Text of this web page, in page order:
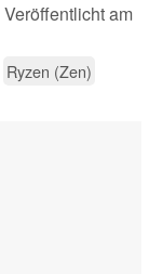
Veröffentlicht am
Ryzen (Zen)